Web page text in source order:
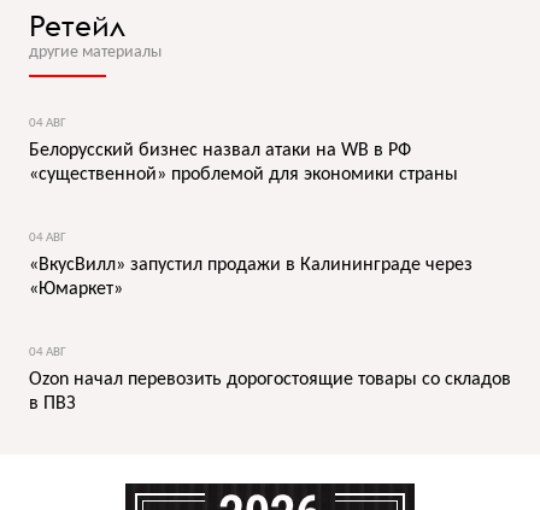
Ретейл
другие материалы
04 АВГ
Белорусский бизнес назвал атаки на WB в РФ
«существенной» проблемой для экономики страны
04 АВГ
«ВкусВилл» запустил продажи в Калининграде через
«Юмаркет»
04 АВГ
Ozon начал перевозить дорогостоящие товары со складов
в ПВЗ